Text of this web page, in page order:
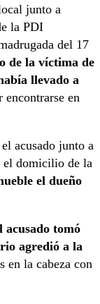
junto a
la PDI
del 17
de la víctima de
llevado a
encontrarse en
acusado junto a
el domicilio de la
el dueño
acusado tomó
agredió a la
en la cabeza con